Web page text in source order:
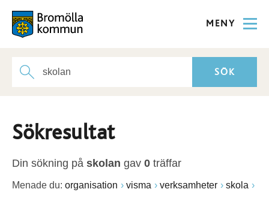
MENY
Sökresultat
Din sökning på skolan gav 0 träffar
Menade du: organisation visma verksamheter skola